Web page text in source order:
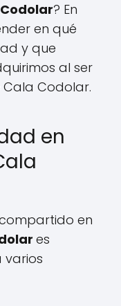
? En
en qué
y que
al ser
Cala Codolar.
en
en
es
varios